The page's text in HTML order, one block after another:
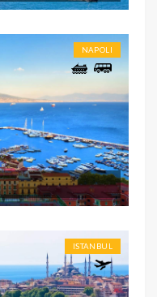
NAPOLI
ISTANBUL